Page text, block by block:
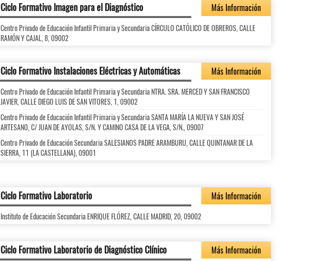
Ciclo Formativo Imagen para el Diagnóstico Más Información
Centro Privado de Educación Infantil Primaria y Secundaria CÍRCULO CATÓLICO DE OBREROS, CALLE
RAMÓN Y CAJAL, 8, 09002
Ciclo Formativo Instalaciones Eléctricas y Automáticas Más Información
Centro Privado de Educación Infantil Primaria y Secundaria NTRA. SRA. MERCED Y SAN FRANCISCO
JAVIER, CALLE DIEGO LUIS DE SAN VITORES, 1, 09002
Centro Privado de Educación Infantil Primaria y Secundaria SANTA MARÍA LA NUEVA Y SAN JOSÉ
ARTESANO, C/ JUAN DE AYOLAS, S/N. Y CAMINO CASA DE LA VEGA, S/N., 09007
Centro Privado de Educación Secundaria SALESIANOS PADRE ARAMBURU, CALLE QUINTANAR DE LA
SIERRA, 11 (LA CASTELLANA), 09001
Ciclo Formativo Laboratorio Más Información
Instituto de Educación Secundaria ENRIQUE FLÓREZ, CALLE MADRID, 20, 09002
Ciclo Formativo Laboratorio de Diagnóstico Clínico Más Información